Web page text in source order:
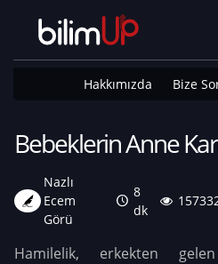
Hakkımızda Bize
Bebeklerin Anne
Nazlı
Ecem
Görü
8
dk
Hamilelik, erkekten